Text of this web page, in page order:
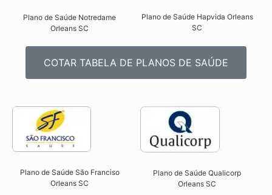
Plano de Saúde Notredame
Orleans SC​
Plano de Saúde Hapvida Orleans
SC​
COTAR TABELA DE PLANOS DE SAÚDE
Plano de Saúde São Franciso
Orleans SC​
Plano de Saúde Qualicorp
Orleans SC​